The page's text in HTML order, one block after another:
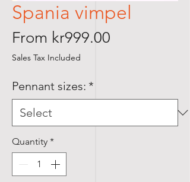
Spania vimpel
From kr999.00
Sales Tax Included
Pennant sizes: *
Quantity *